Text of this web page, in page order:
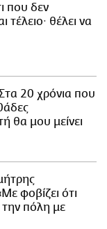
που δεν
τέλειο· θέλει να
20 χρόνια που
θα μου μείνει
φοβίζει ότι
την πόλη με